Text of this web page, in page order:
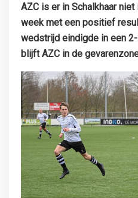
AZC is er in Schalkhaar
week met een positief
wedstrijd eindigde in een
blijft AZC in de